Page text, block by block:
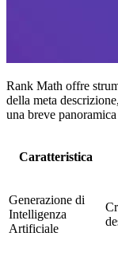
Rank Math offre
della meta
una breve
Caratteristica
Generazione di
Intelligenza
Artificiale